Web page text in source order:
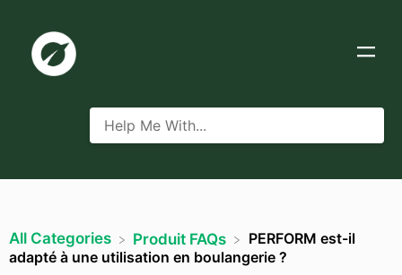
All Categories ​Produit FAQs
PERFORM est-il
adapté à une utilisation en boulangerie ?